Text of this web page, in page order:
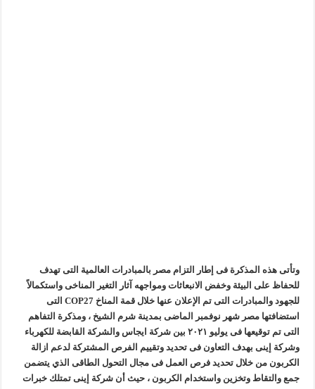
وتأتى هذه المذكرة فى إطار التزام مصر بالمبادرات العالمية التى تهدف
للحفاظ على البيئة وخفض الانبعاثات ومواجهه آثار التغير المناخى واستكمالاً
للجهود والمبادرات التى تم الإعلان عنها خلال قمة المناخ COP27 التى
استضافتها مصر شهر نوفمبر الماضى بمدينة شرم الشيخ ، ومذكرة التفاهم
التى تم توقيعها فى يوليو ٢٠٢١ بين شركة ايجاس والشركة القابضة للكهرباء
وشركة إينى بهدف التعاون فى تحديد وتقييم الفرص المشتركة لدعم ازالة
الكربون من خلال تحديد فرص العمل فى مجال التحول الطاقى الذي يتضمن
جمع والتقاط وتخزين واستخدام الكربون ، حيث أن شركة إينى تمتلك خبرات